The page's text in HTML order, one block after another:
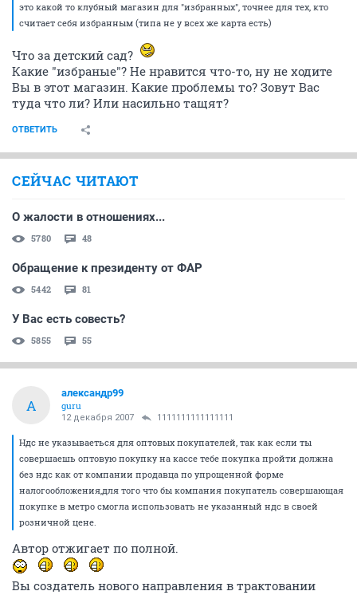
это какой то клубный магазин для "избранных", точнее для тех, кто
считает себя избранным (типа не у всех же карта есть)
Что за детский сад?
Какие "избраные"? Не нравится что-то, ну не ходите
Вы в этот магазин. Какие проблемы то? Зовут Вас
туда что ли? Или насильно тащят?
ОТВЕТИТЬ
СЕЙЧАС ЧИТАЮТ
О жалости в отношениях...
5780 48
Обращение к президенту от ФАР
5442 81
У Вас есть совесть?
5855 55
А
александр99
guru
12 декабря 2007 1111111111111111
Ндс не указываеться для оптовых покупателей, так как если ты
совершаешь оптовую покупку на кассе тебе покупка пройти должна
без ндс как от компании продавца по упрощенной форме
налогообложения,для того что бы компания покупатель совершающая
покупке в метро смогла использовать не указанный ндс в своей
розничной цене.
Автор отжигает по полной.
Вы создатель нового направления в трактовании